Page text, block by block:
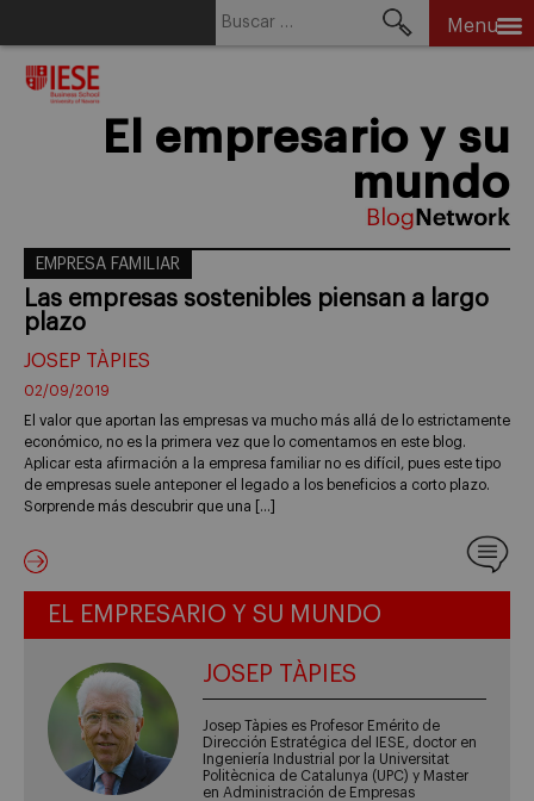
Menu
El empresario y su
mundo
EMPRESA FAMILIAR
Las empresas sostenibles piensan a largo
plazo
JOSEP TÀPIES
02/09/2019
El valor que aportan las empresas va mucho más allá de lo estrictamente
económico, no es la primera vez que lo comentamos en este blog.
Aplicar esta afirmación a la empresa familiar no es difícil, pues este tipo
de empresas suele anteponer el legado a los beneficios a corto plazo.
Sorprende más descubrir que una […]
EL EMPRESARIO Y SU MUNDO
JOSEP TÀPIES
Josep Tàpies es Profesor Emérito de
Dirección Estratégica del IESE, doctor en
Ingeniería Industrial por la Universitat
Politècnica de Catalunya (UPC) y Master
en Administración de Empresas